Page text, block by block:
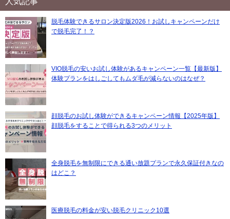
脱毛体験できるサロン決定版2026！お試しキャンペーンだけ
で脱毛完了！？
VIO脱毛の安いお試し体験があるキャンペーン一覧【最新版】
体験プランをはしごしてもムダ毛が減らないのはなぜ？
顔脱毛のお試し体験ができるキャンペーン情報【2025年版】
顔脱毛をすることで得られる3つのメリット
全身脱毛を無制限にできる通い放題プランで永久保証付きなの
はどこ？
医療脱毛の料金が安い脱毛クリニック10選